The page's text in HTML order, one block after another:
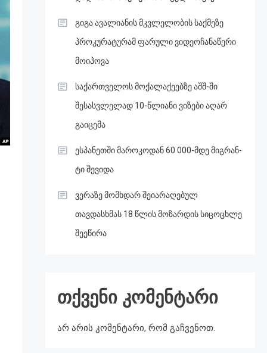
გიგა ავალიანის მკვლელობის საქმეზე
პროკურატურამ ფარული ვიდეოჩანაწერი
მოიპოვა
საქართველოს მოქალაქეებზე აშშ-ში
შესასვლელად 10-წლიანი ვიზები აღარ
გაიცემა
ესპანეთში მა­რო­კო­დან 60 000-მდე მიგ­რან­
ტი შე­ვი­და
ვერაზე მომხდარ შეიარაღებულ
თავდასხმას 18 წლის მოზარდის სიცოცხლე
შეეწირა
თქვენი კომენტარი
არ არის კომენტარი, რომ გაჩვენოთ.